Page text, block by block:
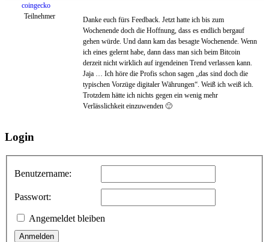
coingecko
Teilnehmer
Danke euch fürs Feedback. Jetzt hatte ich bis zum
Wochenende doch die Hoffnung, dass es endlich bergauf
gehen würde. Und dann kam das besagte Wochenende. Wenn
ich eines gelernt habe, dann dass man sich beim Bitcoin
derzeit nicht wirklich auf irgendeinen Trend verlassen kann.
Jaja … Ich höre die Profis schon sagen „das sind doch die
typischen Vorzüge digitaler Währungen“. Weiß ich weiß ich.
Trotzdem hätte ich nichts gegen ein wenig mehr
Verlässlichkeit einzuwenden 🙂
Login
Benutzername:
Passwort:
Angemeldet bleiben
Anmelden